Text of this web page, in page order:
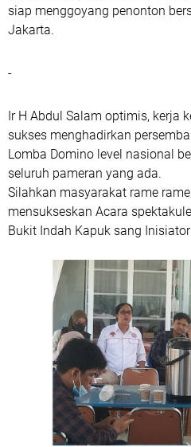
siap menggoyang penonton
Jakarta.
-
Ir H Abdul Salam optimis, kerja
sukses menghadirkan
Lomba Domino level nasional
seluruh pameran yang ada.
Silahkan masyarakat rame
mensukseskan Acara
Bukit Indah Kapuk sang